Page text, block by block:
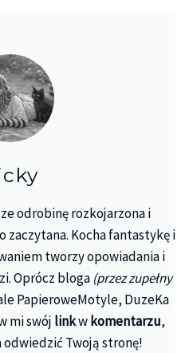
odrobinę rozkojarzona i
zaczytana. Kocha fantastykę i
tworzy opowiadania i
Oprócz bloga (przez zupełny
PapieroweMotyle, DuzeKa
mi swój linkwkomentarzu,
odwiedzić Twoją stronę!